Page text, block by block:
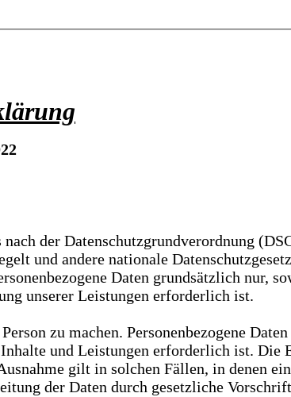
der Datenschutzgrundverordnung
und andere nationale
Daten grundsätzlich nur,
unserer Leistungen erforderlich ist.
zu machen. Personenbezogene
und Leistungen erforderlich ist. Die
gilt in solchen Fällen, in denen
der Daten durch gesetzliche